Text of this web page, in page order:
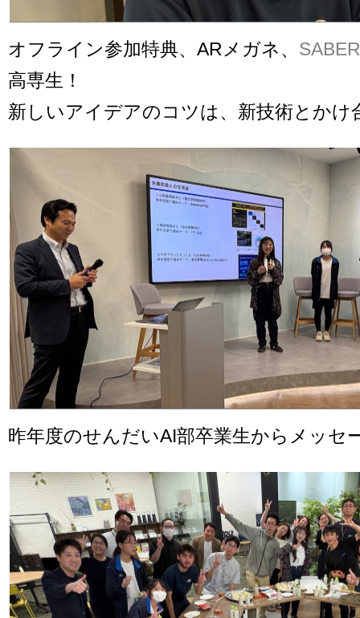
オフライン参加特典、ARメガネ、
高専生！
新しいアイデアのコツは、新技術とかけ
昨年度のせんだいAI部卒業生からメッセ